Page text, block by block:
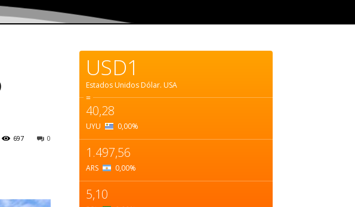
0
697
USD1
Estados Unidos Dólar. USA
=
40,28
UYU 0,00%
1.497,56
ARS 0,00%
5,10